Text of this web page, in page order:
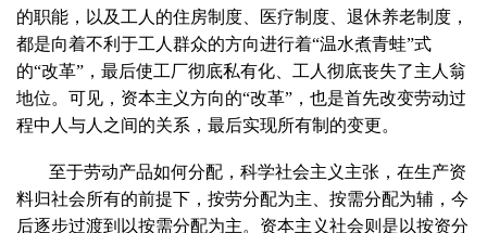
的职能，以及工人的住房制度、医疗制度、退休养老制度，
都是向着不利于工人群众的方向进行着“温水煮青蛙”式
的“改革”，最后使工厂彻底私有化、工人彻底丧失了主人翁
地位。可见，资本主义方向的“改革”，也是首先改变劳动过
程中人与人之间的关系，最后实现所有制的变更。
至于劳动产品如何分配，科学社会主义主张，在生产资
料归社会所有的前提下，按劳分配为主、按需分配为辅，今
后逐步过渡到以按需分配为主。资本主义社会则是以按资分